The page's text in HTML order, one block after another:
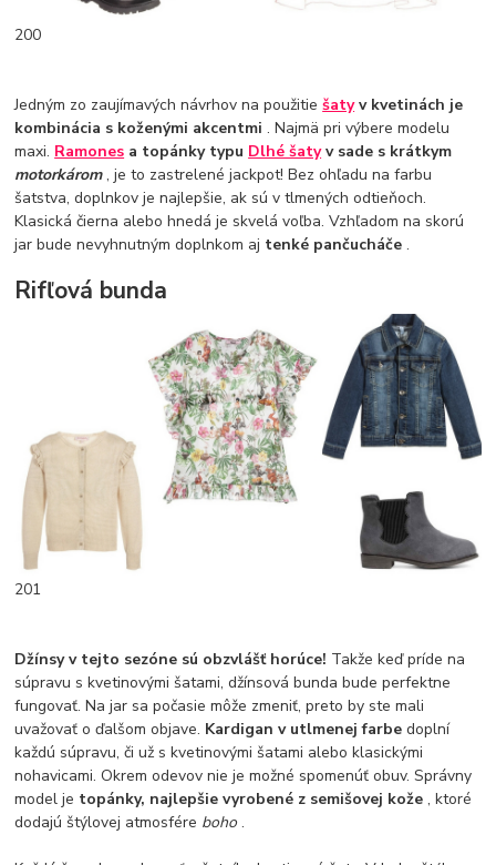
200
Jedným zo zaujímavých návrhov na použitiešatyv kvetinách je
kombinácia s koženými akcentmi. Najmä pri výbere modelu
maxi. Ramones a topánky typu Dlhé šatyv sade s krátkym
motorkárom, je to zastrelené jackpot! Bez ohľadu na farbu
šatstva, doplnkov je najlepšie, ak sú v tlmených odtieňoch.
Klasická čierna alebo hnedá je skvelá voľba. Vzhľadom na skorú
jar bude nevyhnutným doplnkom aj tenké pančucháče.
Rifľová bunda
201
Džínsy v tejto sezóne sú obzvlášť horúce! Takže keď príde na
súpravu s kvetinovými šatami, džínsová bunda bude perfektne
fungovať. Na jar sa počasie môže zmeniť, preto by ste mali
uvažovať o ďalšom objave. Kardigan v utlmenej farbedoplní
každú súpravu, či už s kvetinovými šatami alebo klasickými
nohavicami. Okrem odevov nie je možné spomenúť obuv. Správny
model je topánky, najlepšie vyrobené z semišovej kože, ktoré
dodajú štýlovej atmosfére boho.